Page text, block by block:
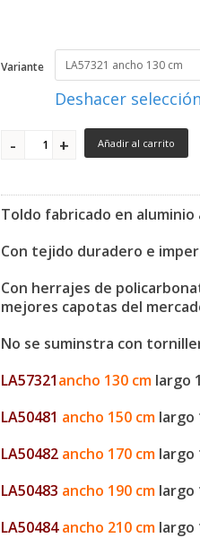
Variante
Deshacer selección
Añadir al carrito
Toldo fabricado en
Con tejido duradero e
Con herrajes de
mejores capotas del
No se suminstra con
LA57321ancho 130 cm largo
LA50481 ancho 150 cm largo
LA50482 ancho 170 cm largo
LA50483 ancho 190 cm largo
LA50484 ancho 210 cm largo